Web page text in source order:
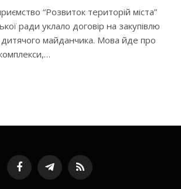
“Розвиток територій міста”
ради уклало договір на закупівлю
майданчика. Мова йде про
FacebookTelegramRSS